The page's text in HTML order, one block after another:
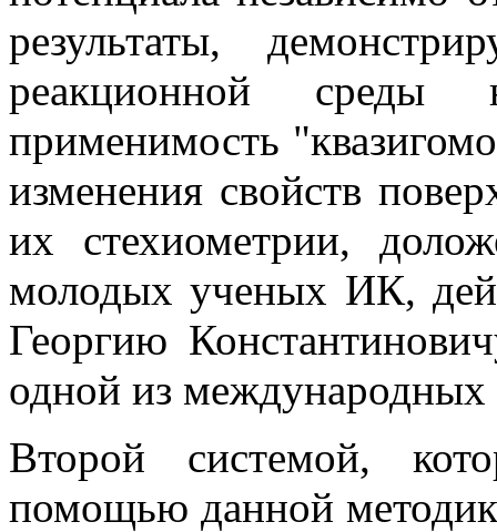
результаты,
реакционной среды
применимость
изменения свойств
их стехиометрии,
молодых ученых ИК,
Георгию
одной из
Второй системой,
помощью данной